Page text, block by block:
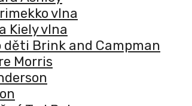
vlna
Kiely vlna
děti Brink and Campman
Morris